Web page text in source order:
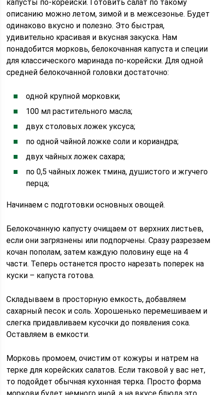
капусты по-корейски. Готовить салат по такому
описанию можно летом, зимой и в межсезонье. Будет
одинаково вкусно и полезно. Это быстрая,
удивительно красивая и вкусная закуска. Нам
понадобится морковь, белокочанная капуста и специи
для классического маринада по-корейски. Для одной
средней белокочанной головки достаточно:
одной крупной морковки;
100 мл растительного масла;
двух столовых ложек уксуса;
по одной чайной ложке соли и кориандра;
двух чайных ложек сахара;
по 0,5 чайных ложек тмина, душистого и жгучего
перца;
Начинаем с подготовки основных овощей.
Белокочанную капусту очищаем от верхних листьев,
если они загрязнены или подпорчены. Сразу разрезаем
кочан пополам, затем каждую половину еще на 4
части. Теперь останется просто нарезать поперек на
куски – капуста готова.
Складываем в просторную емкость, добавляем
сахарный песок и соль. Хорошенько перемешиваем и
слегка придавливаем кусочки до появления сока.
Оставляем в емкости.
Морковь промоем, очистим от кожуры и натрем на
терке для корейских салатов. Если таковой у вас нет,
то подойдет обычная кухонная терка. Просто форма